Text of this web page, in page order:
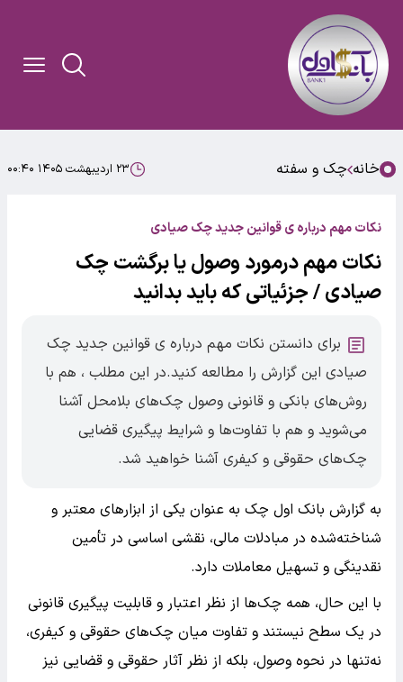
خانه چک و سفته ۲۳ اردیبهشت ۱۴۰۵ ۰۰:۴۰
نکات مهم درباره ی قوانین جدید چک صیادی
نکات مهم درمورد وصول یا برگشت چک‌
صیادی / جزئیاتی که باید بدانید
برای دانستن نکات مهم درباره ی قوانین جدید چک
صیادی این گزارش را مطالعه کنید.در این مطلب ، هم با
روش‌های بانکی و قانونی وصول چک‌های بلامحل آشنا
می‌شوید و هم با تفاوت‌ها و شرایط پیگیری قضایی
چک‌های حقوقی و کیفری آشنا خواهید شد.
به گزارش بانک اول چک به عنوان یکی از ابزارهای معتبر و
شناخته‌شده در مبادلات مالی، نقشی اساسی در تأمین
نقدینگی و تسهیل معاملات دارد.
با این حال، همه چک‌ها از نظر اعتبار و قابلیت پیگیری قانونی
در یک سطح نیستند و تفاوت میان چک‌های حقوقی و کیفری،
نه‌تنها در نحوه وصول، بلکه از نظر آثار حقوقی و قضایی نیز